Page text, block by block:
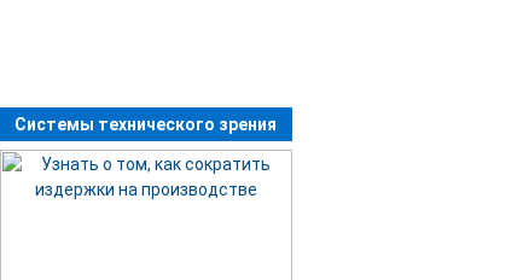
Системы технического зрения